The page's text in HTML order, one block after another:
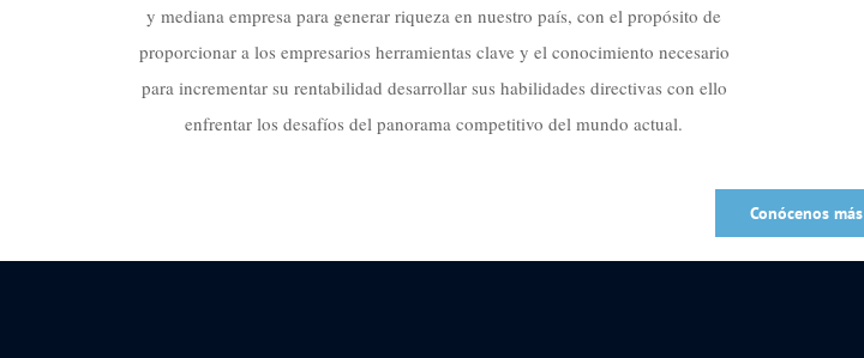
y mediana empresa para generar riqueza en nuestro país, con el propósito de
proporcionar a los empresarios herramientas clave y el conocimiento necesario
para incrementar su rentabilidad desarrollar sus habilidades directivas con ello
enfrentar los desafíos del panorama competitivo del mundo actual.
Conócenos más